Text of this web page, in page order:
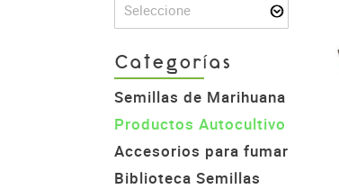
Seleccione
Categorías
Semillas de Marihuana
Productos Autocultivo
Accesorios para fumar
Biblioteca Semillas